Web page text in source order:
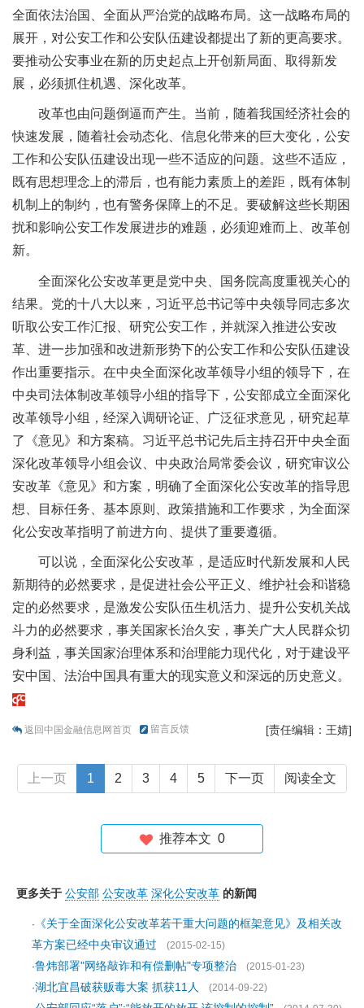
全面依法治国、全面从严治党的战略布局。这一战略布局的
展开，对公安工作和公安队伍建设都提出了新的更高要求。
要推动公安事业在新的历史起点上开创新局面、取得新发
展，必须抓住机遇、深化改革。
改革也由问题倒逼而产生。当前，随着我国经济社会的
快速发展，随着社会动态化、信息化带来的巨大变化，公安
工作和公安队伍建设出现一些不适应的问题。这些不适应，
既有思想理念上的滞后，也有能力素质上的差距，既有体制
机制上的制约，也有警务保障上的不足。要破解这些长期困
扰和影响公安工作发展进步的难题，必须迎难而上、改革创
新。
全面深化公安改革更是党中央、国务院高度重视关心的
结果。党的十八大以来，习近平总书记等中央领导同志多次
听取公安工作汇报、研究公安工作，并就深入推进公安改
革、进一步加强和改进新形势下的公安工作和公安队伍建设
作出重要指示。在中央全面深化改革领导小组的领导下，在
中央司法体制改革领导小组的指导下，公安部成立全面深化
改革领导小组，经深入调研论证、广泛征求意见，研究起草
了《意见》和方案稿。习近平总书记先后主持召开中央全面
深化改革领导小组会议、中央政治局常委会议，研究审议公
安改革《意见》和方案，明确了全面深化公安改革的指导思
想、目标任务、基本原则、政策措施和工作要求，为全面深
化公安改革指明了前进方向、提供了重要遵循。
可以说，全面深化公安改革，是适应时代新发展和人民
新期待的必然要求，是促进社会公平正义、维护社会和谐稳
定的必然要求，是激发公安队伍生机活力、提升公安机关战
斗力的必然要求，事关国家长治久安，事关广大人民群众切
身利益，事关国家治理体系和治理能力现代化，对于建设平
安中国、法治中国具有重大的现实意义和深远的历史意义。
返回中国金融信息网首页 留言反馈 [责任编辑：王婧]
上一页 1 2 3 4 5 下一页 阅读全文
推荐本文 0
更多关于 公安部 公安改革 深化公安改革 的新闻
·
《关于全面深化公安改革若干重大问题的框架意见》及相关改
革方案已经中央审议通过
(2015-02-15)
·鲁炜部署"网络敲诈和有偿删帖"专项整治
(2015-01-23)
·湖北宜昌破获贩毒大案 抓获11人
(2014-09-22)